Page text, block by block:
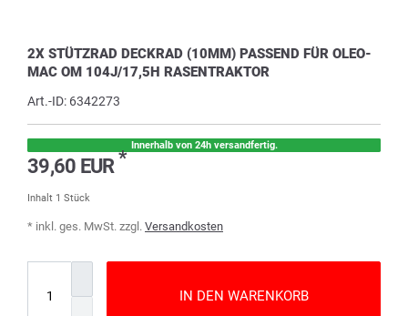
2X STÜTZRAD DECKRAD (10MM) PASSEND FÜR OLEO-
MAC OM 104J/17,5H RASENTRAKTOR
Art.-ID: 6342273
Innerhalb von 24h versandfertig.
39,60 EUR*
Inhalt 1 Stück
* inkl. ges. MwSt. zzgl. Versandkosten
IN DEN WARENKORB